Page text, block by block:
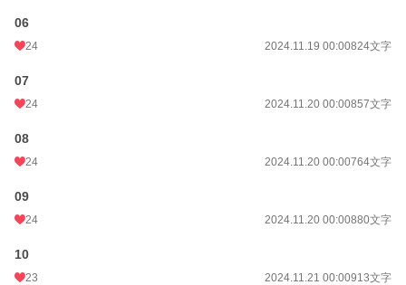
06
24 2024.11.19 00:00824文字
07
24 2024.11.20 00:00857文字
08
24 2024.11.20 00:00764文字
09
24 2024.11.20 00:00880文字
10
23 2024.11.21 00:00913文字